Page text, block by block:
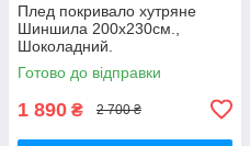
Плед покривало хутряне
Шиншила 200х230см.,
Шоколадний.
Готово до відправки
1 890 ₴ 2 700 ₴